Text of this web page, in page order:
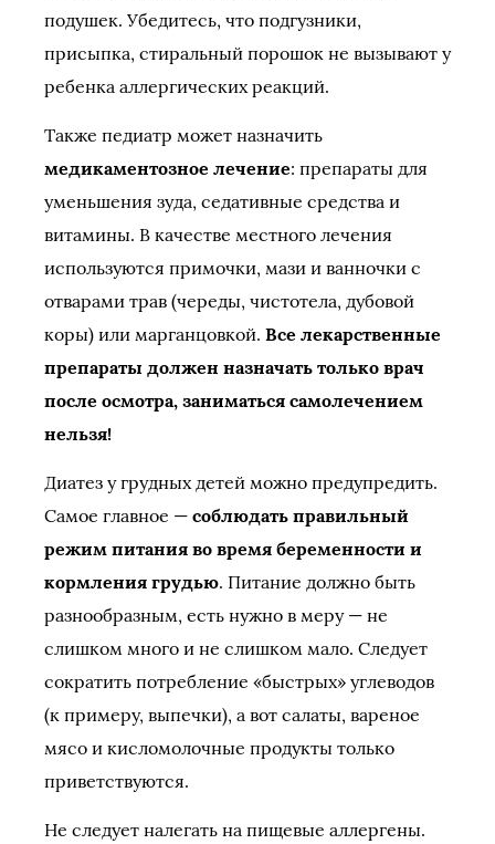
подушек. Убедитесь, что подгузники,
присыпка, стиральный порошок не вызывают у
ребенка аллергических реакций.
Также педиатр может назначить
медикаментозное лечение: препараты для
уменьшения зуда, седативные средства и
витамины. В качестве местного лечения
используются примочки, мази и ванночки с
отварами трав (череды, чистотела, дубовой
коры) или марганцовкой. Все лекарственные
препараты должен назначать только врач
после осмотра, заниматься самолечением
нельзя!
Диатез у грудных детей можно предупредить.
Самое главное — соблюдать правильный
режим питания во время беременности и
кормления грудью. Питание должно быть
разнообразным, есть нужно в меру — не
слишком много и не слишком мало. Следует
сократить потребление «быстрых» углеводов
(к примеру, выпечки), а вот салаты, вареное
мясо и кисломолочные продукты только
приветствуются.
Не следует налегать на пищевые аллергены.